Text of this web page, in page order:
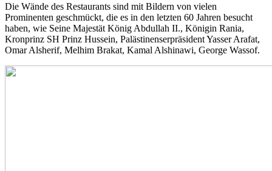
Die Wände des Restaurants sind mit Bildern von vielen
Prominenten geschmückt, die es in den letzten 60 Jahren besucht
haben, wie Seine Majestät König Abdullah II., Königin Rania,
Kronprinz SH Prinz Hussein, Palästinenserpräsident Yasser Arafat,
Omar Alsherif, Melhim Brakat, Kamal Alshinawi, George Wassof.